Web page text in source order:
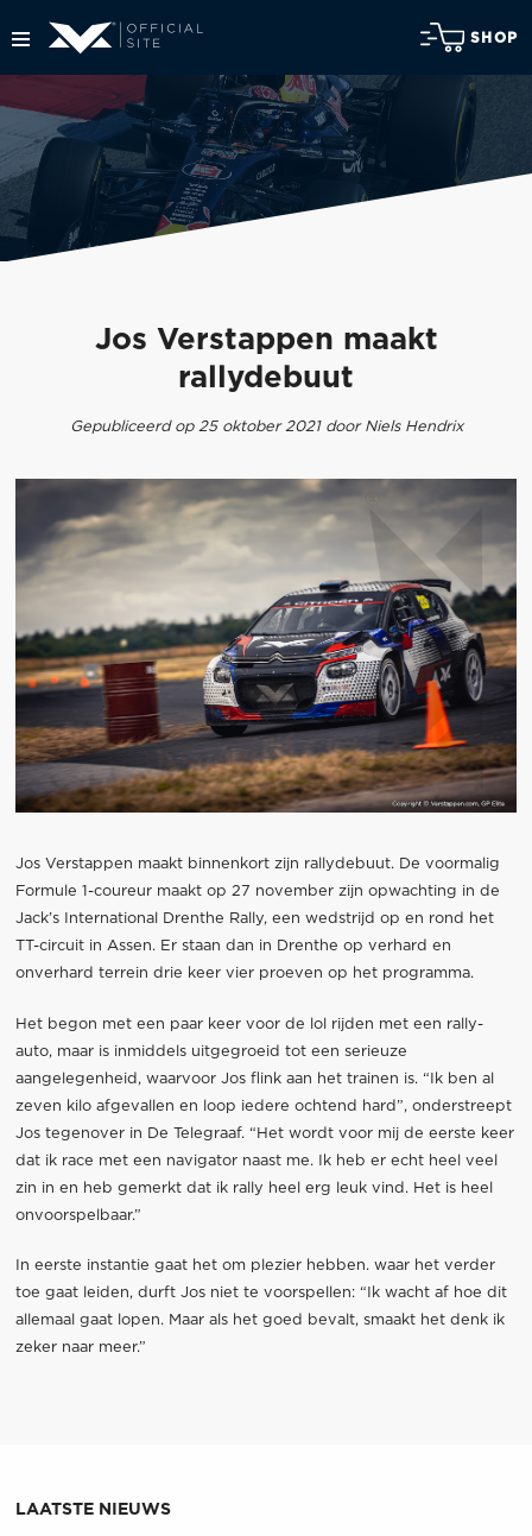
SHOP
Jos Verstappen maakt
rallydebuut
Gepubliceerd op 25 oktober 2021 door Niels Hendrix
Jos Verstappen maakt binnenkort zijn rallydebuut. De voormalig
Formule 1-coureur maakt op 27 november zijn opwachting in de
Jack’s International Drenthe Rally, een wedstrijd op en rond het
TT-circuit in Assen. Er staan dan in Drenthe op verhard en
onverhard terrein drie keer vier proeven op het programma.
Het begon met een paar keer voor de lol rijden met een rally-
auto, maar is inmiddels uitgegroeid tot een serieuze
aangelegenheid, waarvoor Jos flink aan het trainen is. “Ik ben al
zeven kilo afgevallen en loop iedere ochtend hard”, onderstreept
Jos tegenover in De Telegraaf. “Het wordt voor mij de eerste keer
dat ik race met een navigator naast me. Ik heb er echt heel veel
zin in en heb gemerkt dat ik rally heel erg leuk vind. Het is heel
onvoorspelbaar.”
In eerste instantie gaat het om plezier hebben. waar het verder
toe gaat leiden, durft Jos niet te voorspellen: “Ik wacht af hoe dit
allemaal gaat lopen. Maar als het goed bevalt, smaakt het denk ik
zeker naar meer.”
LAATSTE NIEUWS